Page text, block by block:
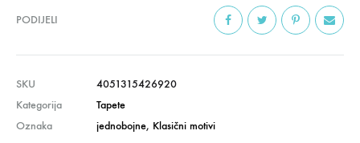
PODIJELI
SKU
4051315426920
Kategorija
Tapete
Oznaka
jednobojne, Klasični motivi